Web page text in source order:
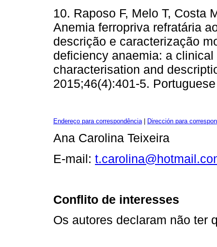
10. Raposo F, Melo T, Costa
Anemia ferropriva refratária
descrição e caracterização
deficiency anaemia: a
characterisation and
2015;46(4):401-5. Portuguese
Endereço para correspondência| Dirección para
Ana Carolina Teixeira
E-mail:
Conflito de interesses
Os autores declaram não ter